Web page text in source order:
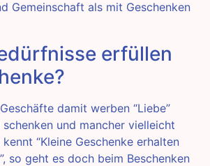
Gemeinschaft als mit Geschenken
erfüllen
damit werben “Liebe”
schenken und mancher vielleicht
“Kleine Geschenke erhalten
so geht es doch beim Beschenken